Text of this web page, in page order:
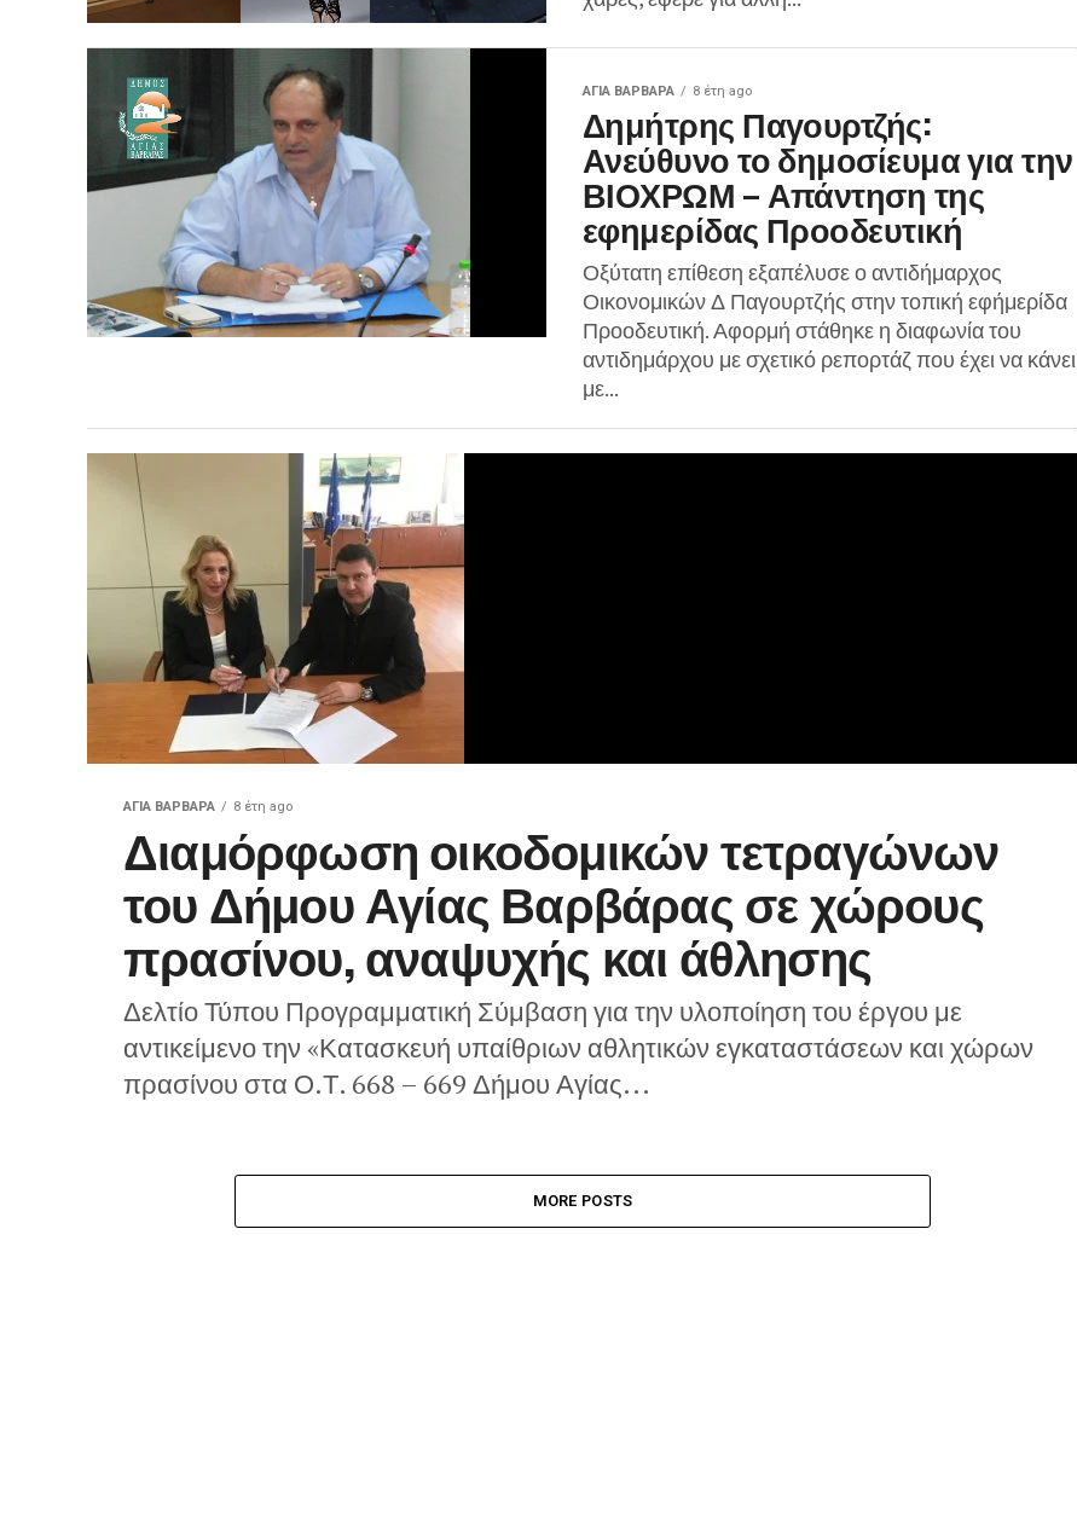
ΑΓΙΑ ΒΑΡΒΑΡΑ 8 έτη ago
Δημήτρης Παγουρτζής:
Ανεύθυνο το δημοσίευμα για την
ΒΙΟΧΡΩΜ – Απάντηση της
εφημερίδας Προοδευτική
Οξύτατη επίθεση εξαπέλυσε ο αντιδήμαρχος
Οικονομικών Δ Παγουρτζής στην τοπική εφήμερίδα
Προοδευτική. Αφορμή στάθηκε η διαφωνία του
αντιδημάρχου με σχετικό ρεπορτάζ που έχει να κάνει
με...
ΑΓΙΑ ΒΑΡΒΑΡΑ 8 έτη ago
Διαμόρφωση οικοδομικών τετραγώνων
του Δήμου Αγίας Βαρβάρας σε χώρους
πρασίνου, αναψυχής και άθλησης
Δελτίο Τύπου Προγραμματική Σύμβαση για την υλοποίηση του έργου με
αντικείμενο την «Κατασκευή υπαίθριων αθλητικών εγκαταστάσεων και χώρων
πρασίνου στα Ο.Τ. 668 – 669 Δήμου Αγίας...
MORE POSTS